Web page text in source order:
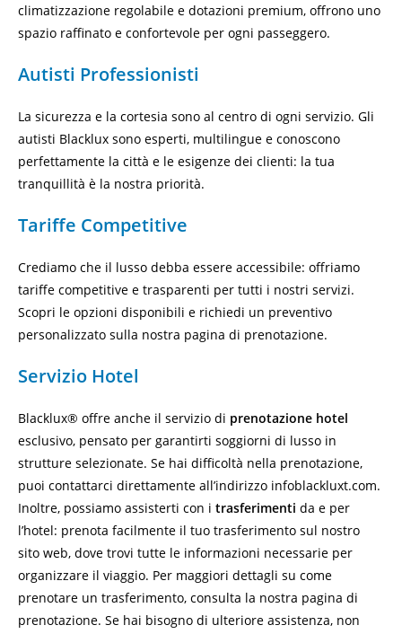
climatizzazione regolabile e dotazioni premium, offrono uno
spazio raffinato e confortevole per ogni passeggero.
Autisti Professionisti
La sicurezza e la cortesia sono al centro di ogni servizio. Gli
autisti Blacklux sono esperti, multilingue e conoscono
perfettamente la città e le esigenze dei clienti: la tua
tranquillità è la nostra priorità.
Tariffe Competitive
Crediamo che il lusso debba essere accessibile: offriamo
tariffe competitive e trasparenti per tutti i nostri servizi.
Scopri le opzioni disponibili e richiedi un preventivo
personalizzato sulla nostra pagina di prenotazione.
Servizio Hotel
Blacklux® offre anche il servizio di prenotazione hotel
esclusivo, pensato per garantirti soggiorni di lusso in
strutture selezionate. Se hai difficoltà nella prenotazione,
puoi contattarci direttamente all’indirizzo infoblackluxt.com.
Inoltre, possiamo assisterti con i trasferimenti da e per
l’hotel: prenota facilmente il tuo trasferimento sul nostro
sito web, dove trovi tutte le informazioni necessarie per
organizzare il viaggio. Per maggiori dettagli su come
prenotare un trasferimento, consulta la nostra pagina di
prenotazione. Se hai bisogno di ulteriore assistenza, non